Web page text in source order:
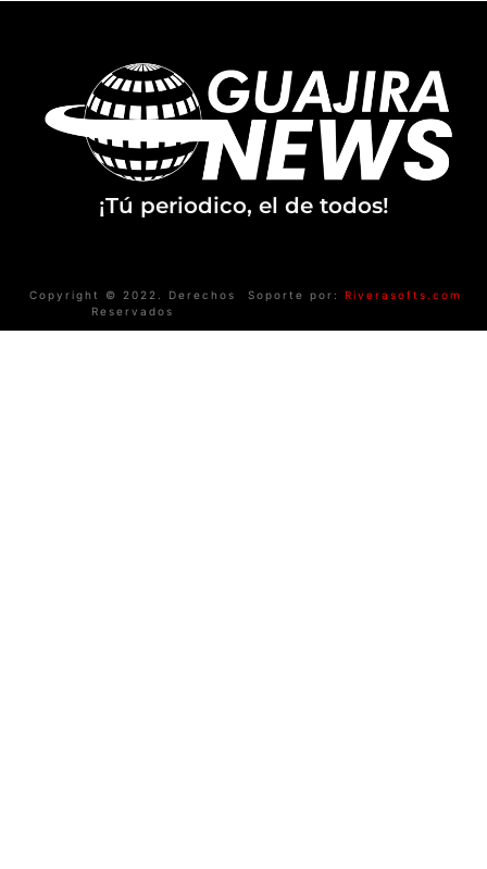
¡Tú periodico, el de todos!
Copyright © 2022. Derechos
Reservados
Soporte por: Riverasofts.com